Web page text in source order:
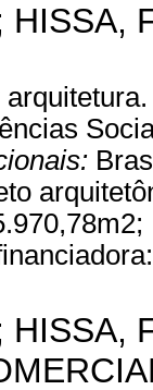
HISSA,
arquitetura.
HISSA,